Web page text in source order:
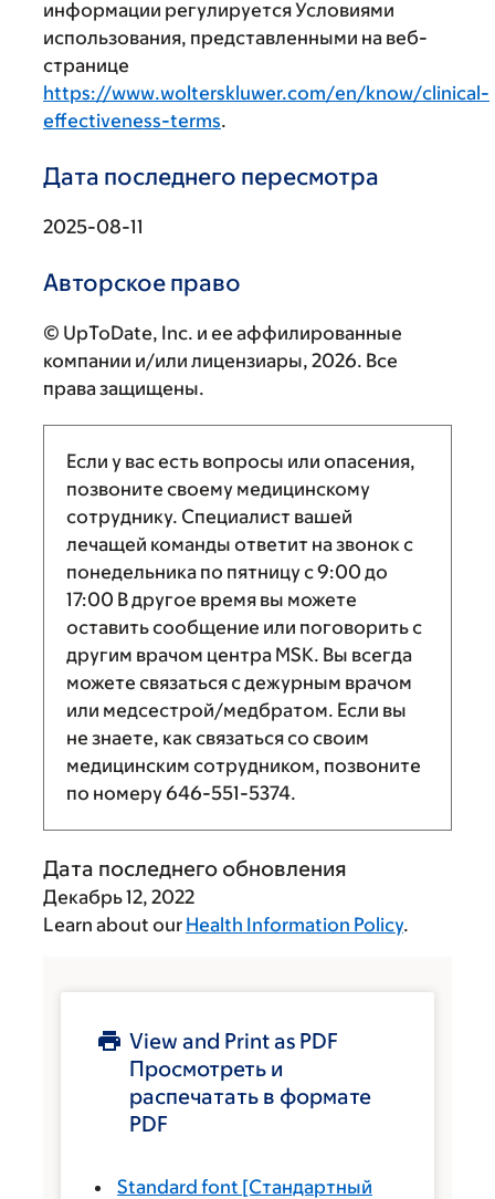
информации регулируется Условиями
использования, представленными на веб-
странице
https://www.wolterskluwer.com/en/know/clinical-
effectiveness-terms.
Дата последнего пересмотра
2025-08-11
Авторское право
© UpToDate, Inc. и ее аффилированные
компании и/или лицензиары, 2026. Все
права защищены.
Если у вас есть вопросы или опасения,
позвоните своему медицинскому
сотруднику. Специалист вашей
лечащей команды ответит на звонок с
понедельника по пятницу с9:00 до
17:00 В другое время вы можете
оставить сообщение или поговорить с
другим врачом центра MSK. Вы всегда
можете связаться с дежурным врачом
или медсестрой/медбратом. Если вы
не знаете, как связаться со своим
медицинским сотрудником, позвоните
по номеру646-551-5374.
Дата последнего обновления
Декабрь 12, 2022
Learn about our Health Information Policy.
View and Print as PDF
Просмотреть и
распечатать в формате
PDF
Standard font [Стандартный